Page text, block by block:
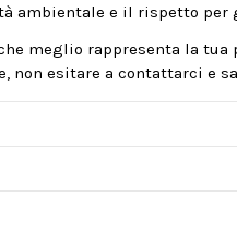
ambientale e il rispetto per
meglio rappresenta la tua
non esitare a contattarci e